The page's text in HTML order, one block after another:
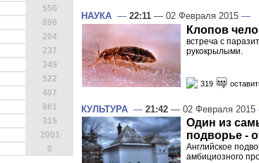
550
896
204
237
349
522
407
861
315
2001
0
НАУКА — 22:11 — 02 Февраля 2015 —
Клопов
встреча с
рукокрылыми.
319
КУЛЬТУРА — 21:42 — 02 Февраля 2015
Один из
подворье -
Английское
амбициозного